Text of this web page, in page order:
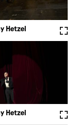
Hetzel
Hetzel